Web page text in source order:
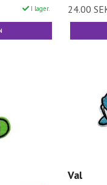
I lager. 24.00
Val